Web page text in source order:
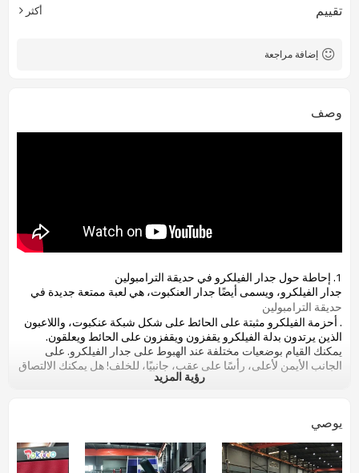
تقييم أكثر
إضافة مراجعة
وصف
1. إحاطة حول جدار الفيلكرو في حديقة الترامبولين
جدار الفيلكرو، ويسمى أيضًا جدار العنكبوت، هي لعبة ممتعة جديدة في
حديقة الترامبولين
. أحزمة الفيلكرو مثبتة على الحائط على شكل شبكة عنكبوت، واللاعبون
الذين يرتدون بدلة الفيلكرو يقفزون ويقفزون على الحائط ويعلقون.
يمكنك القيام بوضعيات مختلفة عند الهبوط على جدار الفيلكرو.على
الجانب الأيمن لأعلى، رأسًا على عقب، جانبيًا، للخلف!هل يمكنك الالتصاق
بالمقلوب؟ من يستطيع الالتصاق بالحائط في الوضع الأكثر تسلية؟
رؤية المزيد
يوصي